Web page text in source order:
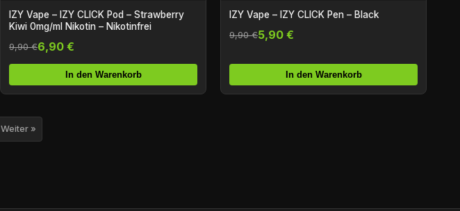
IZY Vape – IZY CLICK Pod – Strawberry
Kiwi 0mg/ml Nikotin – Nikotinfrei
9,90 €6,90 €
In den Warenkorb
IZY Vape – IZY CLICK Pen – Black
9,90 €5,90 €
In den Warenkorb
Weiter »